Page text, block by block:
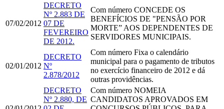
07/02/2012
DECRETO
Nº 2.883 DE
07 DE
FEVEREIRO
DE 2012.
Com número CONCEDE OS
BENEFÍCIOS DE "PENSÃO POR
MORTE” AOS DEPENDENTES DE
SERVIDORES MUNICIPAIS.
02/01/2012
DECRETO
Nº
2.878/2012
Com número Fixa o calendário
municipal para o pagamento de tributos
no exercício financeiro de 2012 e dá
outras providências.
DECRETO
Nº 2.880, DE
Com número NOMEIA
CANDIDATOS APROVADOS EM